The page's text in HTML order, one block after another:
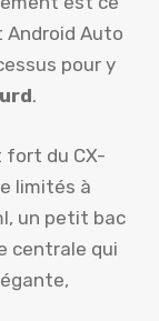
Android Auto
pour y
.
fort du CX-
limités à
un petit bac
centrale qui